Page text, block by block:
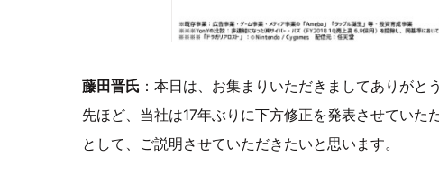
藤田晋氏 ：本日は、お集まりいただきましてありがと
先ほど、当社は17年ぶりに下方修正を発表させてい
として、ご説明させていただきたいと思います。